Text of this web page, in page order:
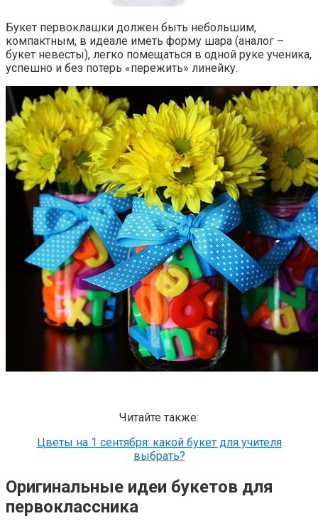
Букет первоклашки должен быть небольшим,
компактным, в идеале иметь форму шара (аналог –
букет невесты), легко помещаться в одной руке ученика,
успешно и без потерь «пережить» линейку.
Читайте также:
Цветы на 1 сентября: какой букет для учителя
выбрать?
Оригинальные идеи букетов для
первоклассника